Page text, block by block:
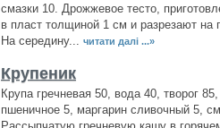
смазки 10. Дрожжевое тесто,
в пласт толщиной 1 см и разрезают
На середину...
читати далі ...»
Крупеник
Крупа гречневая 50, вода 40, творог
пшеничное 5, маргарин сливочный 5,